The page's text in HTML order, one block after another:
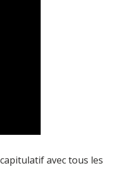
avec tous les